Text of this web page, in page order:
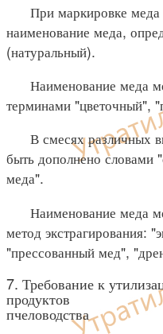
При маркировке меда
наименование меда,
(натуральный).
Наименование меда
терминами "цветочный",
В смесях различных
быть дополнено словами
меда".
Наименование меда
метод экстрагирования:
"прессованный мед",
7. Требование к
продуктов
пчеловодства